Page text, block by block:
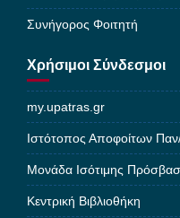
Συνήγορος Φοιτητή
Χρήσιμοι Σύνδεσμοι
my.upatras.gr
Ιστότοπος Αποφοίτων
Μονάδα Ισότιμης
Κεντρική Βιβλιοθήκη